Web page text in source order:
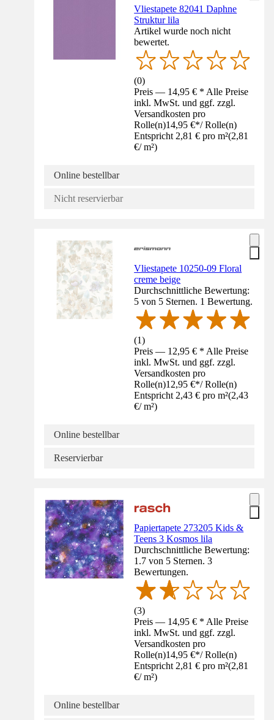
Vliestapete 82041 Daphne
Struktur lila
Artikel wurde noch nicht
bewertet.
(0)
Preis — 14,95 € * Alle Preise
inkl. MwSt. und ggf. zzgl.
Versandkosten pro
Rolle(n)14,95 €*/ Rolle(n)
Entspricht 2,81 € pro m²(2,81
€/ m²)
Online bestellbar
Nicht reservierbar
Vliestapete 10250-09 Floral
creme beige
Durchschnittliche Bewertung:
5 von 5 Sternen. 1 Bewertung.
(1)
Preis — 12,95 € * Alle Preise
inkl. MwSt. und ggf. zzgl.
Versandkosten pro
Rolle(n)12,95 €*/ Rolle(n)
Entspricht 2,43 € pro m²(2,43
€/ m²)
Online bestellbar
Reservierbar
Papiertapete 273205 Kids &
Teens 3 Kosmos lila
Durchschnittliche Bewertung:
1.7 von 5 Sternen. 3
Bewertungen.
(3)
Preis — 14,95 € * Alle Preise
inkl. MwSt. und ggf. zzgl.
Versandkosten pro
Rolle(n)14,95 €*/ Rolle(n)
Entspricht 2,81 € pro m²(2,81
€/ m²)
Online bestellbar